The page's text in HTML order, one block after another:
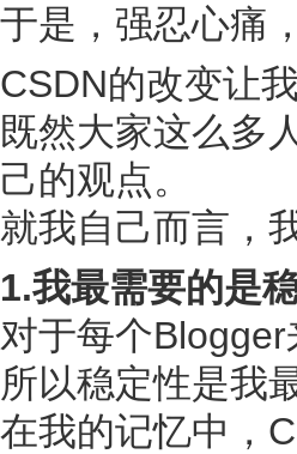
于是，强忍心痛
CSDN的改变让
既然大家这么多
己的观点。
就我自己而言，
1.我最需要的是
对于每个
所以稳定性是我
在我的记忆中，